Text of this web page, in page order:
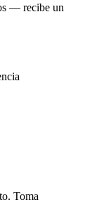
— recibe un
Toma